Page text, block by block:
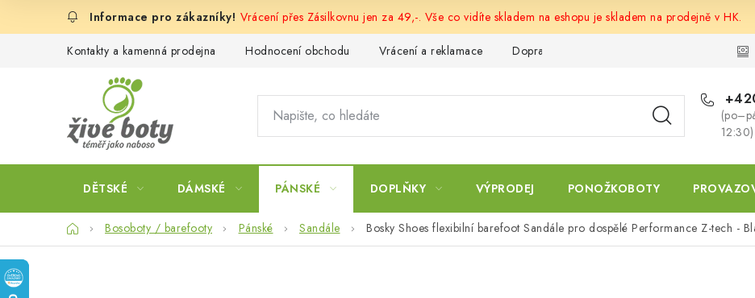
Vrácení přes Zásilkovnu jen za 49,-. Vše co vidíte skladem na eshopu je skladem na prodejně v HK.
Kontakty a kamenná prodejna Hodnocení obchodu Vrácení a reklamace Doprava a platba
12:30)
DĚTSKÉ DÁMSKÉ PÁNSKÉ DOPLŇKY VÝPRODEJ PONOŽKOBOTY
DomůBosoboty / barefooty Pánské Sandále Bosky Shoes flexibilní barefoot Sandále pro dospělé Performance Z-tech -